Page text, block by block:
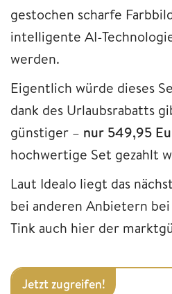
gestochen scharfe
intelligente AI-
werden.
Eigentlich würde dieses
dank des Urlaubsrabatts
günstiger – nur 549,95
hochwertige Set gezahlt
Laut Idealo liegt das
bei anderen Anbietern
Tink auch hier der
Jetzt zugreifen!